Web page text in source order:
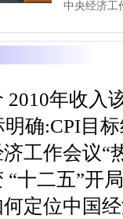
中央经济工
年收入
确:CPI目
工作会议“
十二五”开
定位中国